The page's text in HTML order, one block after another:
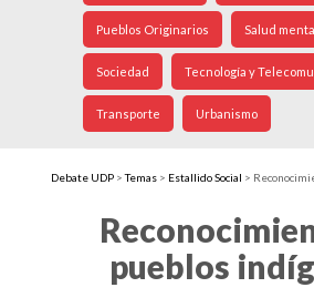
Pueblos Originarios Salud
Sociedad Tecnología y
Transporte Urbanismo
Debate UDP>Temas> Estallido Social >
pueblos